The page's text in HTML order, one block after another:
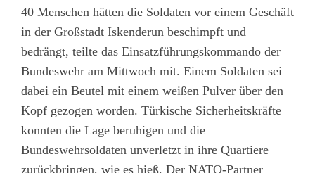
40 Menschen hätten die Soldaten vor einem Geschäft
in der Großstadt Iskenderun beschimpft und
bedrängt, teilte das Einsatzführungskommando der
Bundeswehr am Mittwoch mit. Einem Soldaten sei
dabei ein Beutel mit einem weißen Pulver über den
Kopf gezogen worden. Türkische Sicherheitskräfte
konnten die Lage beruhigen und die
Bundeswehrsoldaten unverletzt in ihre Quartiere
zurückbringen, wie es hieß. Der NATO-Partner